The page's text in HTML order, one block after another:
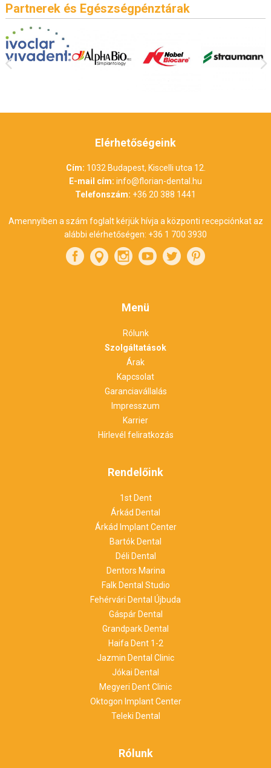
Partnerek és Egészségpénztárak
Elérhetőségeink
Cím: 1032 Budapest, Kiscelli utca 12.
E-mail cím: info@florian-dental.hu
Telefonszám: +36 20 388 1441
Amennyiben a szám foglalt kérjük hívja a központi recepciónkat az
alábbi elérhetőségen: +36 1 700 3930
Menü
Rólunk
Szolgáltatások
Árak
Kapcsolat
Garanciavállalás
Impresszum
Karrier
Hírlevél feliratkozás
Rendelőink
1st Dent
Árkád Dental
Árkád Implant Center
Bartók Dental
Déli Dental
Dentors Marina
Falk Dental Studio
Fehérvári Dental Újbuda
Gáspár Dental
Grandpark Dental
Haifa Dent 1-2
Jazmin Dental Clinic
Jókai Dental
Megyeri Dent Clinic
Oktogon Implant Center
Teleki Dental
Rólunk